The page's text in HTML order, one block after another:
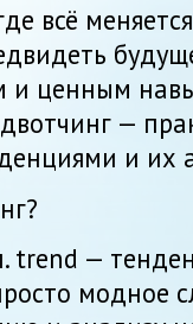
всё
и ценным
—
и их
trend —
модное